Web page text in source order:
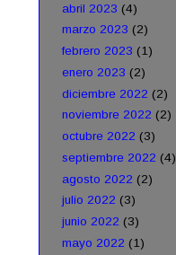
abril 2023 (4)
marzo 2023 (2)
febrero 2023 (1)
enero 2023 (2)
diciembre 2022 (2)
noviembre 2022 (2)
octubre 2022 (3)
septiembre 2022 (4)
agosto 2022 (2)
julio 2022 (3)
junio 2022 (3)
mayo 2022 (1)